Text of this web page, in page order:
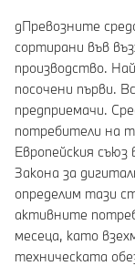
gПревозните
сортирани във
производство.
посочени първи.
предприемачи.
потребители на
Европейския
Закона за
определим тази
активните
месеца, като
техническата